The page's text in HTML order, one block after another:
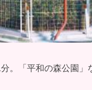
。「平和の森公園